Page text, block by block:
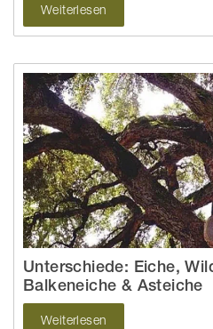
Weiterlesen
Unterschiede: Eiche,
Balkeneiche & Asteiche
Weiterlesen